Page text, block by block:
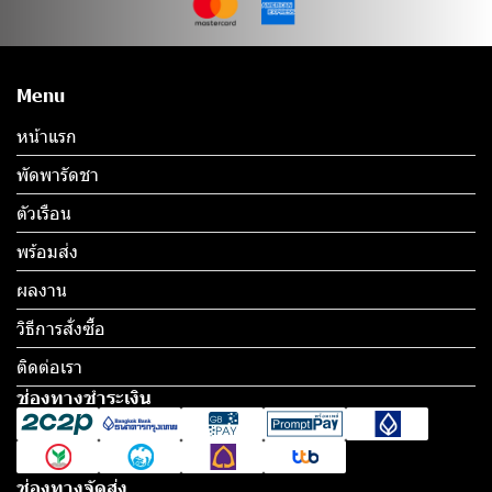
Menu
หน้าแรก
พัดพารัดชา
ตัวเรือน
พร้อมส่ง
ผลงาน
วิธีการสั่งซื้อ
ติดต่อเรา
ช่องทางชำระเงิน
ช่องทางจัดส่ง